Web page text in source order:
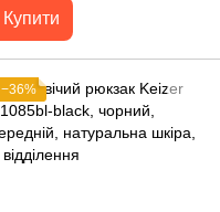
Купити
−36%